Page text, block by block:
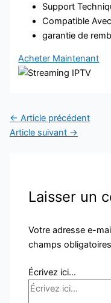
Support
Compatible
garantie de
Acheter Maintenant
← Article précédent
Article suivant →
Laisser un
Votre adresse e-
champs
Écrivez ici…